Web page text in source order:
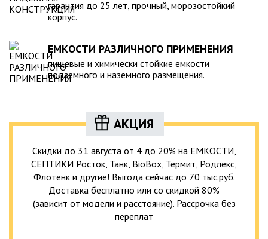
гарантия до 25 лет, прочный, морозостойкий
корпус.
ЕМКОСТИ РАЗЛИЧНОГО ПРИМЕНЕНИЯ
пищевые и химически стойкие емкости
подземного и наземного размещения.
АКЦИЯ
Скидки до 31 августа от 4 до 20% на ЕМКОСТИ,
СЕПТИКИ Росток, Танк, BioBox, Термит, Родлекс,
Флотенк и другие! Выгода сейчас до 70 тыс.руб.
Доставка бесплатно или со скидкой 80%
(зависит от модели и расстояние). Рассрочка без
переплат